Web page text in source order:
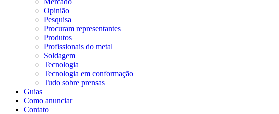
Mercado
Opinião
Pesquisa
Procuram representantes
Produtos
Profissionais do metal
Soldagem
Tecnologia
Tecnologia em conformação
Tudo sobre prensas
Guias
Como anunciar
Contato